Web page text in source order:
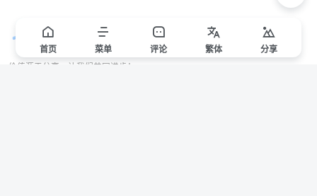
首页 菜单 评论 繁体 分享
价值源于分享，让我们共同进步！